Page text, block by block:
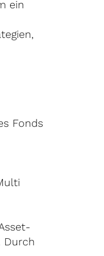
ein
Fonds
Durch